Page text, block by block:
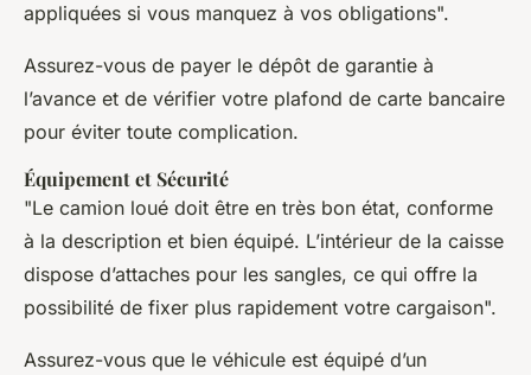
appliquées si vous manquez à vos obligations".
Assurez-vous de payer le dépôt de garantie à
l’avance et de vérifier votre plafond de carte bancaire
pour éviter toute complication.
Équipement et Sécurité
"Le camion loué doit être en très bon état, conforme
à la description et bien équipé. L’intérieur de la caisse
dispose d’attaches pour les sangles, ce qui offre la
possibilité de fixer plus rapidement votre cargaison".
Assurez-vous que le véhicule est équipé d’un